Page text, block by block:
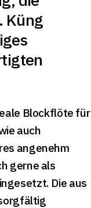
Küng
Blockflöte für
auch
angenehm
gerne als
Die aus